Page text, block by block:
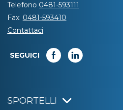
Telefono 0481-593111
Fax: 0481-593410
Contattaci
SEGUICI
SPORTELLI